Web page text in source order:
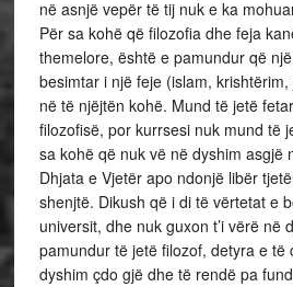
në asnjë vepër të tij nuk e ka
Për sa kohë që filozofia dhe feja
themelore, është e pamundur që
besimtar i një feje (islam,
në të njëjtën kohë. Mund të jetë
filozofisë, por kurrsesi nuk mund të
sa kohë që nuk vë në dyshim asgjë
Dhjata e Vjetër apo ndonjë libër
shenjtë. Dikush që i di të vërtetat e
universit, dhe nuk guxon t’i vërë në
pamundur të jetë filozof, detyra e të
dyshim çdo gjë dhe të rendë pa